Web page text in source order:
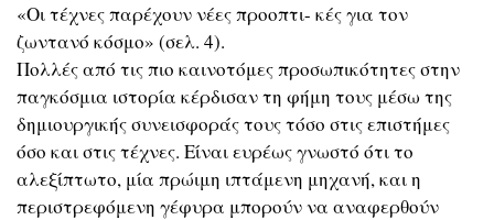
«Οι τέχνες παρέχουν νέες προοπτι- κές για τον
ζωντανό κόσμο» (σελ. 4).
Πολλές από τις πιο καινοτόμες προσωπικότητες στην
παγκόσμια ιστορία κέρδισαν τη φήμη τους μέσω της
δημιουργικής συνεισφοράς τους τόσο στις επιστήμες
όσο και στις τέχνες. Είναι ευρέως γνωστό ότι το
αλεξίπτωτο, μία πρώιμη ιπτάμενη μηχανή, και η
περιστρεφόμενη γέφυρα μπορούν να αναφερθούν